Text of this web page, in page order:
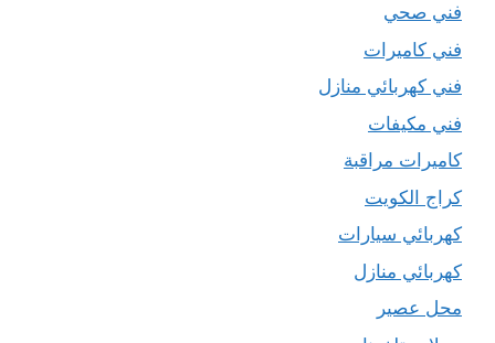
فني صحي
فني كاميرات
فني كهربائي منازل
فني مكيفات
كاميرات مراقبة
كراج الكويت
كهربائي سيارات
كهربائي منازل
محل عصير